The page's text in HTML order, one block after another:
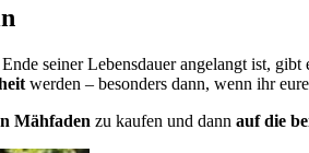
seiner Lebensdauer angelangt ist,
werden – besonders dann, wenn ihr
Mähfaden zu kaufen und dann auf die